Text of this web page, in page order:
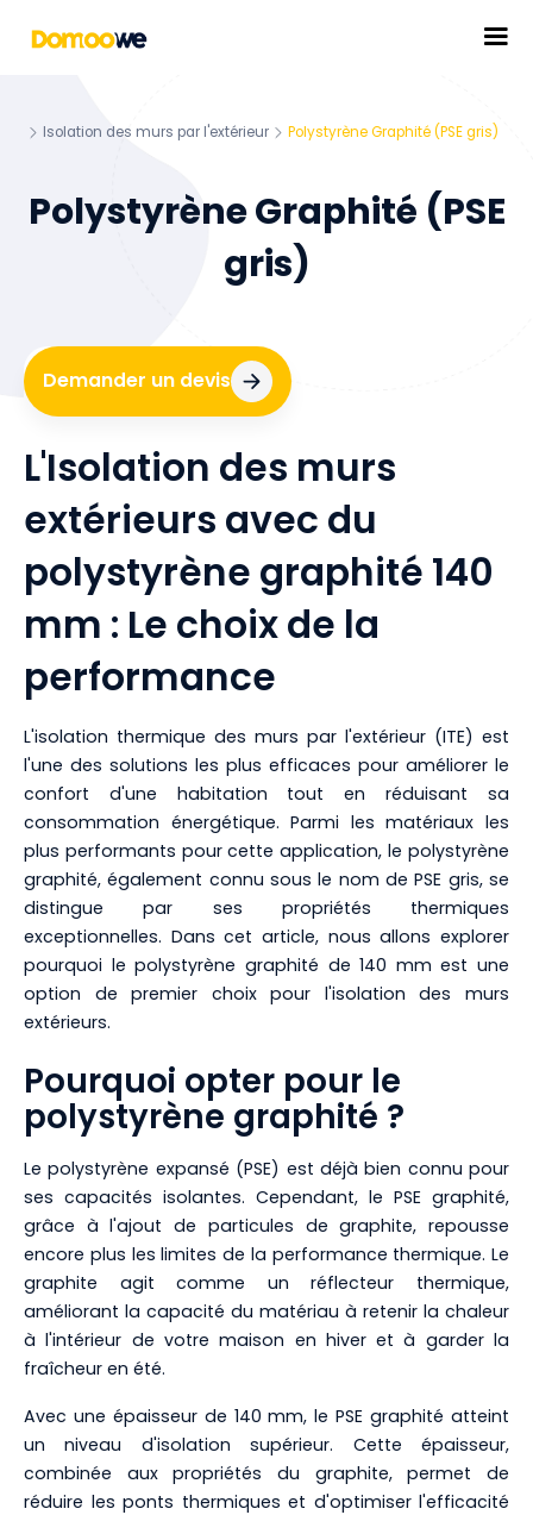
Isolation des murs par l'extérieur Polystyrène Graphité (PSE gris)
Polystyrène Graphité (PSE
gris)
Demander un devis
L'Isolation des murs
extérieurs avec du
polystyrène graphité 140
mm : Le choix de la
performance
L'isolation thermique des murs par l'extérieur (ITE) est
l'une des solutions les plus efficaces pour améliorer le
confort d'une habitation tout en réduisant sa
consommation énergétique. Parmi les matériaux les
plus performants pour cette application, le polystyrène
graphité, également connu sous le nom de PSE gris, se
distingue par ses propriétés thermiques
exceptionnelles. Dans cet article, nous allons explorer
pourquoi le polystyrène graphité de 140 mm est une
option de premier choix pour l'isolation des murs
extérieurs.
Pourquoi opter pour le
polystyrène graphité ?
Le polystyrène expansé (PSE) est déjà bien connu pour
ses capacités isolantes. Cependant, le PSE graphité,
grâce à l'ajout de particules de graphite, repousse
encore plus les limites de la performance thermique. Le
graphite agit comme un réflecteur thermique,
améliorant la capacité du matériau à retenir la chaleur
à l'intérieur de votre maison en hiver et à garder la
fraîcheur en été.
Avec une épaisseur de 140 mm, le PSE graphité atteint
un niveau d'isolation supérieur. Cette épaisseur,
combinée aux propriétés du graphite, permet de
réduire les ponts thermiques et d'optimiser l'efficacité